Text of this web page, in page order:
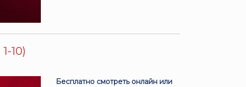
10)
Бесплатно смотреть онлайн или